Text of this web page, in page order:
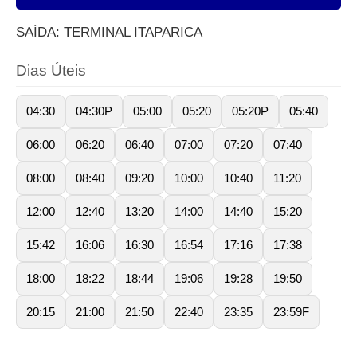
SAÍDA: TERMINAL ITAPARICA
Dias Úteis
04:30 04:30P 05:00 05:20 05:20P 05:40
06:00 06:20 06:40 07:00 07:20 07:40
08:00 08:40 09:20 10:00 10:40 11:20
12:00 12:40 13:20 14:00 14:40 15:20
15:42 16:06 16:30 16:54 17:16 17:38
18:00 18:22 18:44 19:06 19:28 19:50
20:15 21:00 21:50 22:40 23:35 23:59F